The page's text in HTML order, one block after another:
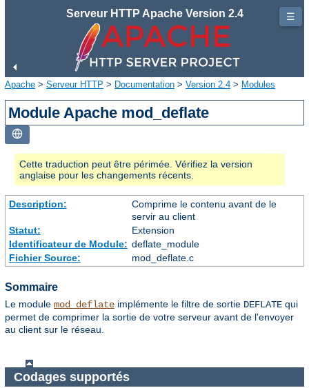
Serveur HTTP Apache Version 2.4
Apache > Serveur HTTP > Documentation > Version 2.4 > Modules
Module Apache mod_deflate
Cette traduction peut être périmée. Vérifiez la version
anglaise pour les changements récents.
Description:
Comprime le contenu avant de le
servir au client
Statut:
Extension
Identificateur de Module: deflate_module
Fichier Source:
mod_deflate.c
Sommaire
Le module mod_deflate implémente le filtre de sortie DEFLATE qui
permet de comprimer la sortie de votre serveur avant de l'envoyer
au client sur le réseau.
Codages supportés
☰